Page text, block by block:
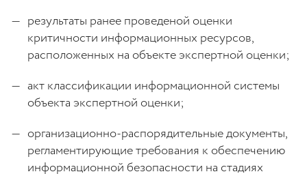
результаты ранее проведеной оценки
критичности информационных ресурсов,
расположенных на объекте экспертной оценки;
акт классификации информационной системы
объекта экспертной оценки;
организационно-распорядительные документы,
регламентирующие требования к обеспечению
информационной безопасности на стадиях